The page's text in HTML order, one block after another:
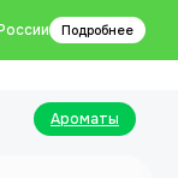
Подробнее
Ароматы